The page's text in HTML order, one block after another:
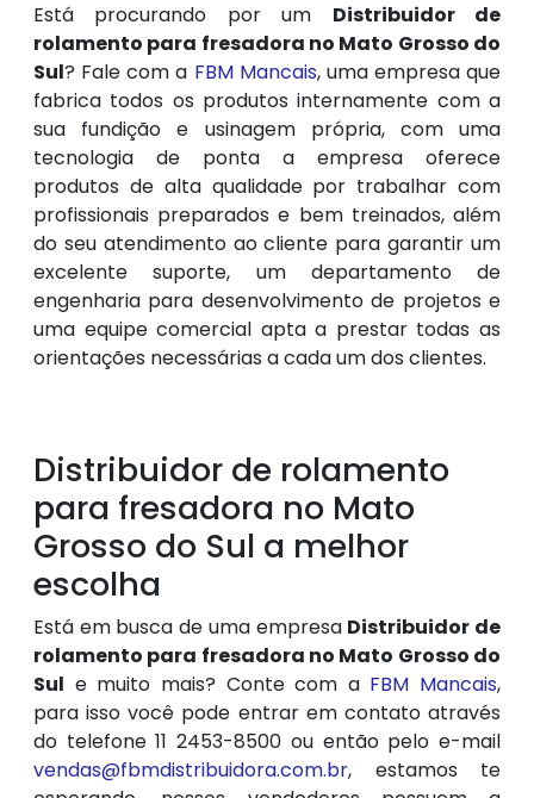
Está procurando por um Distribuidor de
rolamento para fresadora no Mato Grosso do
Sul? Fale com a FBM Mancais, uma empresa que
fabrica todos os produtos internamente com a
sua fundição e usinagem própria, com uma
tecnologia de ponta a empresa oferece
produtos de alta qualidade por trabalhar com
profissionais preparados e bem treinados, além
do seu atendimento ao cliente para garantir um
excelente suporte, um departamento de
engenharia para desenvolvimento de projetos e
uma equipe comercial apta a prestar todas as
orientações necessárias a cada um dos clientes.
Distribuidor de rolamento
para fresadora no Mato
Grosso do Sul a melhor
escolha
Está em busca de uma empresa Distribuidor de
rolamento para fresadora no Mato Grosso do
Sul e muito mais? Conte com a FBM Mancais,
para isso você pode entrar em contato através
do telefone 11 2453-8500 ou então pelo e-mail
vendas@fbmdistribuidora.com.br, estamos te